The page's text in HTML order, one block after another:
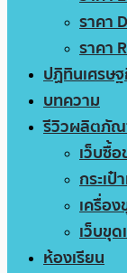
ราคา
ราคา
ปฏิทินเศรษ
บทความ
รีวิวผลิตภั
เว็บซื้
กระเป๋
เครื่อ
เว็บขุ
ห้องเรียน